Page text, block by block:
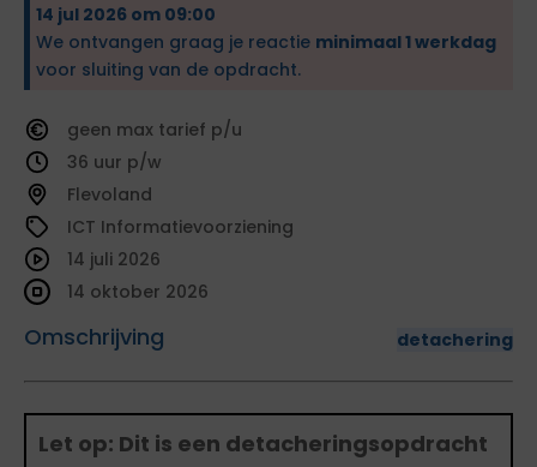
14 jul 2026 om 09:00
We ontvangen graag je reactie minimaal 1 werkdag
voor sluiting van de opdracht.
geen
tarief
36
Flevoland
ICT Informatievoorziening
Omschrijving detachering
14 juli 2026
14 oktober 2026
Let op: Dit is een detacheringsopdracht